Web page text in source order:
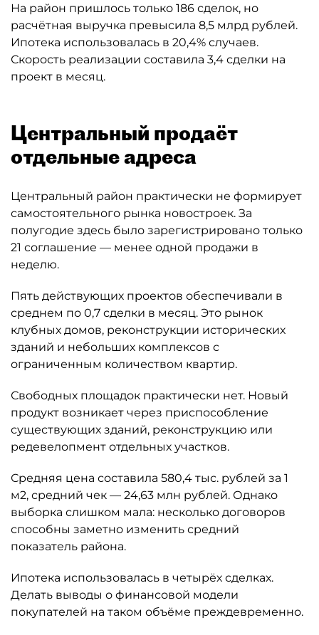
На район пришлось только 186 сделок, но
расчётная выручка превысила 8,5 млрд рублей.
Ипотека использовалась в 20,4% случаев.
Скорость реализации составила 3,4 сделки на
проект в месяц.
Центральный продаёт
отдельные адреса
Центральный район практически не формирует
самостоятельного рынка новостроек. За
полугодие здесь было зарегистрировано только
21 соглашение — менее одной продажи в
неделю.
Пять действующих проектов обеспечивали в
среднем по 0,7 сделки в месяц. Это рынок
клубных домов, реконструкции исторических
зданий и небольших комплексов с
ограниченным количеством квартир.
Свободных площадок практически нет. Новый
продукт возникает через приспособление
существующих зданий, реконструкцию или
редевелопмент отдельных участков.
Средняя цена составила 580,4 тыс. рублей за 1
м2, средний чек — 24,63 млн рублей. Однако
выборка слишком мала: несколько договоров
способны заметно изменить средний
показатель района.
Ипотека использовалась в четырёх сделках.
Делать выводы о финансовой модели
покупателей на таком объёме преждевременно.